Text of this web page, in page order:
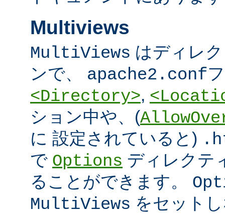
Multiviews
MultiViews はディレ
ンで、 apache2.conf
<Directory>,
ション中や、(
に 設定されていると)
で Options ディレクテ
ることができます。
MultiViews をセット